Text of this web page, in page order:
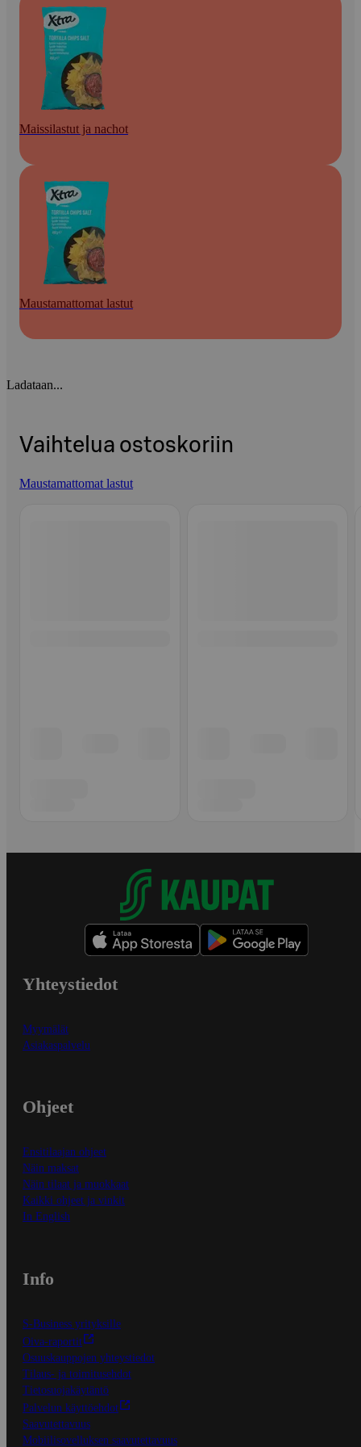
Maissilastut ja nachot
Maustamattomat lastut
Ladataan...
Vaihtelua ostoskoriin
Maustamattomat lastut
Yhteystiedot
Myymälät
Asiakaspalvelu
Ohjeet
Ensitilaajan ohjeet
Näin maksat
Näin tilaat ja muokkaat
Kaikki ohjeet ja vinkit
In English
Info
S-Business yrityksille
Oiva-raportit
Osuuskauppojen yhteystiedot
Tilaus- ja toimitusehdot
Tietosuojakäytäntö
Palvelun käyttöehdot
Saavutettavuus
Mobiilisovelluksen saavutettavuus